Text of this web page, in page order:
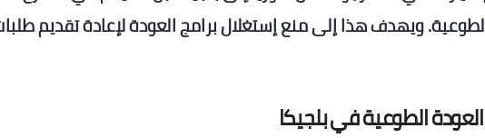
ويهدف هذا إلى منع إستغلال برامج العودة لإعادة تقديم